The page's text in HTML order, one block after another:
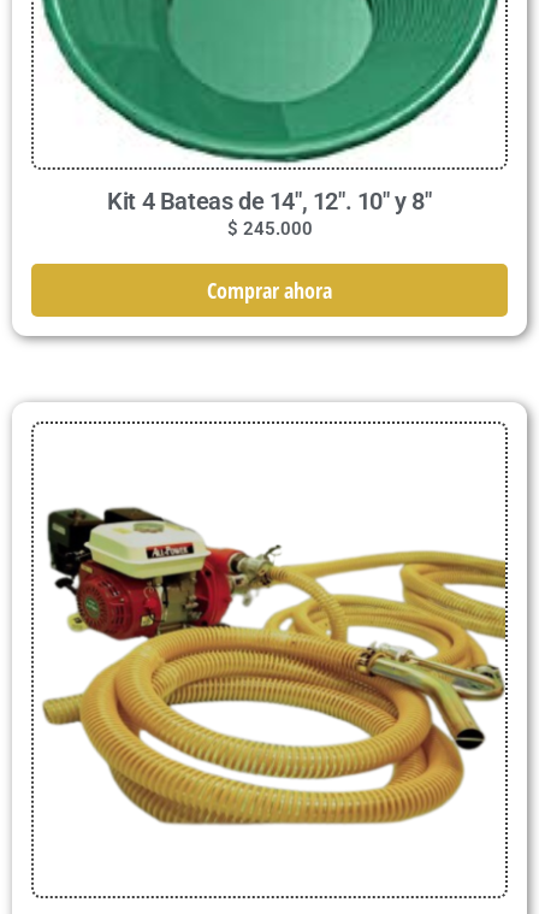
Kit 4 Bateas de 14″, 12″. 10″ y 8″
$ 245.000
Comprar ahora